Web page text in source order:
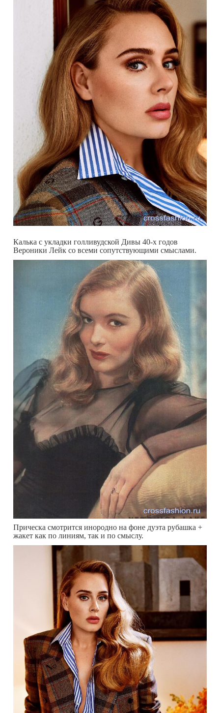
Калька с укладки голливудской Дивы 40-х годов
Вероники Лейк со всеми сопутствующими смыслами.
Прическа смотрится инородно на фоне дуэта рубашка +
жакет как по линиям, так и по смыслу.